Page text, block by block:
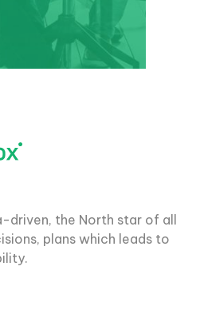
driven, the North star of all
plans which leads to